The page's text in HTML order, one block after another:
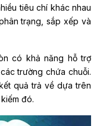
tiêu chí khác nhau
trạng, sắp xếp và
có khả năng hỗ trợ
trường chứa chuỗi.
quả trả về dựa trên
đó.